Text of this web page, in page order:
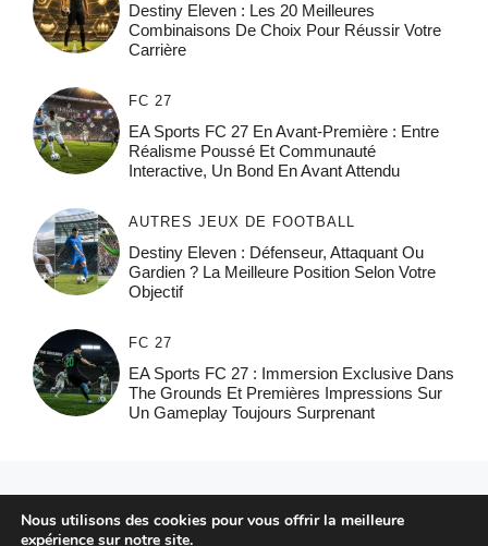
Destiny Eleven : Les 20 Meilleures
Combinaisons De Choix Pour Réussir Votre
Carrière
FC 27
EA Sports FC 27 En Avant-Première : Entre
Réalisme Poussé Et Communauté
Interactive, Un Bond En Avant Attendu
AUTRES JEUX DE FOOTBALL
Destiny Eleven : Défenseur, Attaquant Ou
Gardien ? La Meilleure Position Selon Votre
Objectif
FC 27
EA Sports FC 27 : Immersion Exclusive Dans
The Grounds Et Premières Impressions Sur
Un Gameplay Toujours Surprenant
© 2026 FPFRANCE.COM
Nous utilisons des cookies pour vous offrir la meilleure
expérience sur notre site.